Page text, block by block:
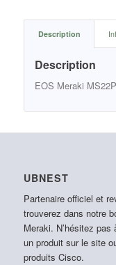
Description
Description
EOS Meraki
UBNEST
Partenaire officiel et
trouverez dans notre
Meraki. N’hésitez
un produit sur le site
produits Cisco.